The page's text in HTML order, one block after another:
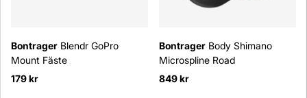
Bontrager Blendr GoPro
Mount Fäste
179 kr
Bontrager Body Shimano
Microspline Road
849 kr